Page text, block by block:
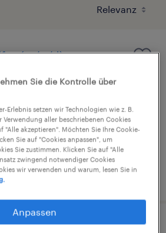
(m/w/d)
Württemberg
pro Stunde
Sie die Kontrolle über
Erlebnis setzen wir Technologien wie z. B.
Verwendung aller beschriebenen Cookies
"Alle akzeptieren". Möchten Sie Ihre Cookie-
Sie auf "Cookies anpassen", um
Sie zustimmen. Klicken Sie auf "Alle
zwingend notwendiger Cookies
wir verwenden und warum, lesen Sie in
Anpassen